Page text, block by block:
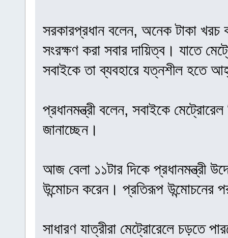
সরকারপ্রধান বলেন, অনেক টাকা
সংরক্ষণ করা সবার দায়িত্ব। যাতে
সবাইকে তা ব্যবহারে যত্নশীল হতে
প্রধানমন্ত্রী বলেন, সবাইকে
জানাচ্ছেন।
আজ বেলা ১১টার দিকে প্রধানমন্ত্রী
উন্মোচন করেন। প্রতিরূপ উন্মোচনের
সাধারণ যাত্রীরা মেট্রোরেলে চড়তে